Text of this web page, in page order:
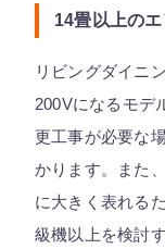
14畳以上の
リビングダイニ
200Vになるモデ
更工事が必要な
かります。また
に大きく表れる
級機以上を検討